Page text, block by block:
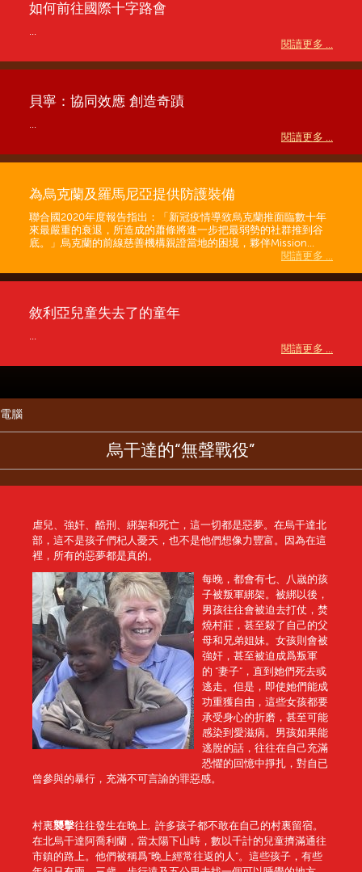
如何前往國際十字路會
...
閱讀更多 ...
貝寧：協同效應 創造奇蹟
...
閱讀更多 ...
為烏克蘭及羅馬尼亞提供防護裝備
聯合國2020年度報告指出：「新冠疫情導致烏克蘭推面臨數十年
來最嚴重的衰退，所造成的蕭條將進一步把最弱勢的社群推到谷
底。」烏克蘭的前線慈善機構親證當地的困境，夥伴Mission...
閱讀更多 ...
敘利亞兒童失去了的童年
...
閱讀更多 ...
電腦
烏干達的“無聲戰役”
虐兒、強奸、酷刑、綁架和死亡，這一切都是惡夢。在烏干達北
部，這不是孩子們杞人憂天，也不是他們想像力豐富。因為在這
裡，所有的惡夢都是真的。
每晚，都會有七、八嵗的孩
子被叛軍綁架。被綁以後，
男孩往往會被迫去打仗，焚
燒村莊，甚至殺了自己的父
母和兄弟姐妹。女孩則會被
強奸，甚至被迫成爲叛軍
的 “妻子”，直到她們死去或
逃走。但是，即使她們能成
功重獲自由，這些女孩都要
承受身心的折磨，甚至可能
感染到愛滋病。男孩如果能
逃脫的話，往往在自己充滿
恐懼的回憶中掙扎，對自已
曾參與的暴行，充滿不可言諭的罪惡感。
村裏襲擊往往發生在晚上, 許多孩子都不敢在自己的村裏留宿。
在北烏干達阿喬利蘭，當太陽下山時，數以千計的兒童擠滿通往
市鎮的路上。他們被稱爲“晚上經常往返的人”。這些孩子，有些